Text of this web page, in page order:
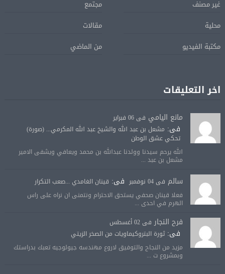
غير مصنف
مجتمع
محلية
مقالات
مكتبة الفيديو
من الماضي
اخر التعليقات
مانع اليامي فى 06 فبراير
فى: مشعل بن عبد الله والشيخ عبد الله المكرمي... (صورة)
تحكي عشق الوطن
الله يرحم سيدنا وولدنا عبدالله بن محمد ويعافي ويشفى الامير
مشعل بن عبد ...
سالم فى 04 نوفمبر فى: قينان الغامدي ...صعب التكرار
فعلا قينان صحفي يستحق الاحترام ونتمنى ان نراه على راس
الهرم في احدى ...
فرح النجار فى 02 أغسطس
فى:ثورة البتروكيماويات من الصخر الزيتي
مزيد من النجاح والتوفيق لاروع مهندسه جيولوجيه تعبك بدراستك
وبمشروع ت ...